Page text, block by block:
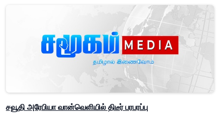
சவூதி அரேபியா வான்வெளியில் திடீர் பரபரப்பு